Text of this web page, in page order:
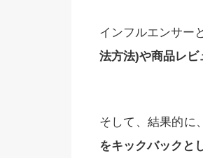
インフルエンサー
法方法)や商品レビ
そして、結果的に
をキックバックと